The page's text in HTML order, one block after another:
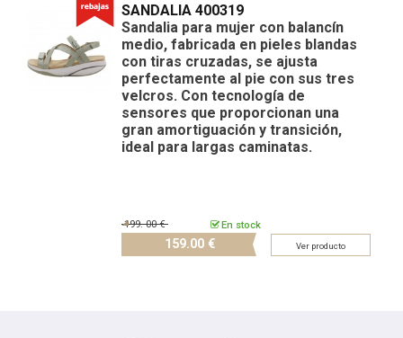
SANDALIA 400319
Sandalia para mujer con balancín
medio, fabricada en pieles blandas
con tiras cruzadas, se ajusta
perfectamente al pie con sus tres
velcros. Con tecnología de
sensores que proporcionan una
gran amortiguación y transición,
ideal para largas caminatas.
En stock
199.00 €
159.00 € Ver producto